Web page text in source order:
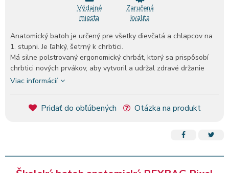
Výdajné
miesta
Zaručená
kvalita
Anatomický batoh je určený pre všetky dievčatá a chlapcov na
1. stupni. Je ľahký, šetrný k chrbtici.
Má silne polstrovaný ergonomický chrbát, ktorý sa prispôsobí
chrbtici nových prvákov, aby vytvoril a udržal zdravé držanie
tela. Mäkké ramenné popruhy školskej tašky sú nastaviteľné vo
Celý povrch zadnej časti tašky prilieha k chrbtu dieťaťa a
Školská taška dosahuje úmernú záťaž na ramenné a chrbtové
svojej tvarovej štruktúre a použitiu materiálov prémiovej kvality
Viac informácií
Pridať do obľúbených Otázka na produkt